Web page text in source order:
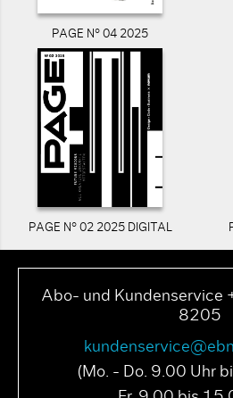
PAGE N° 04 2025
PAGE N° 02 2025 DIGITAL
Abo- und
8205
(Mo. - Do. 9.00 Uhr